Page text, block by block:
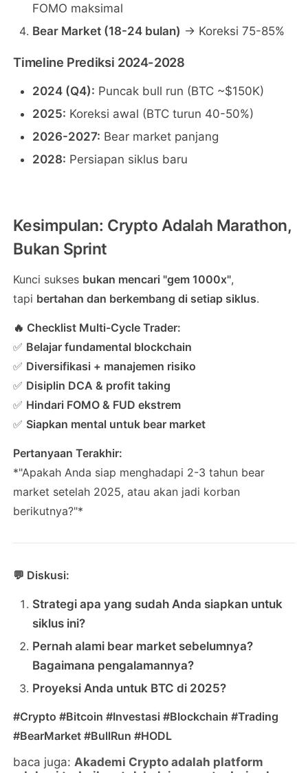
FOMO maksimal
Bear Market (18-24 bulan) → Koreksi 75-85%
Timeline Prediksi 2024-2028
2024 (Q4): Puncak bull run (BTC ~$150K)
2025: Koreksi awal (BTC turun 40-50%)
2026-2027: Bear market panjang
2028: Persiapan siklus baru
Kesimpulan: Crypto Adalah Marathon,
Bukan Sprint
Kunci sukses bukan mencari "gem 1000x",
tapi bertahan dan berkembang di setiap siklus.
🔥 Checklist Multi-Cycle Trader:
✅ Belajar fundamental blockchain
✅ Diversifikasi + manajemen risiko
✅ Disiplin DCA & profit taking
✅ Hindari FOMO & FUD ekstrem
✅ Siapkan mental untuk bear market
Pertanyaan Terakhir:
*"Apakah Anda siap menghadapi 2-3 tahun bear
market setelah 2025, atau akan jadi korban
berikutnya?"*
💬 Diskusi:
Strategi apa yang sudah Anda siapkan untuk
siklus ini?
Pernah alami bear market sebelumnya?
Bagaimana pengalamannya?
Proyeksi Anda untuk BTC di 2025?
#Crypto #Bitcoin #Investasi #Blockchain #Trading
#BearMarket #BullRun #HODL
baca juga: Akademi Crypto adalah platform